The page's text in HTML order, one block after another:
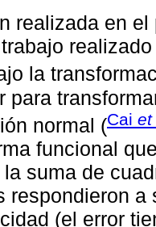
realizada en
la
para
normal (Cai et
funcional
suma de
respondieron
(el error